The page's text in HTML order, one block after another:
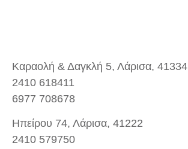
Καραολή & Δαγκλή 5, Λάρισα, 41334
2410 618411
6977 708678
Ηπείρου 74, Λάρισα, 41222
2410 579750